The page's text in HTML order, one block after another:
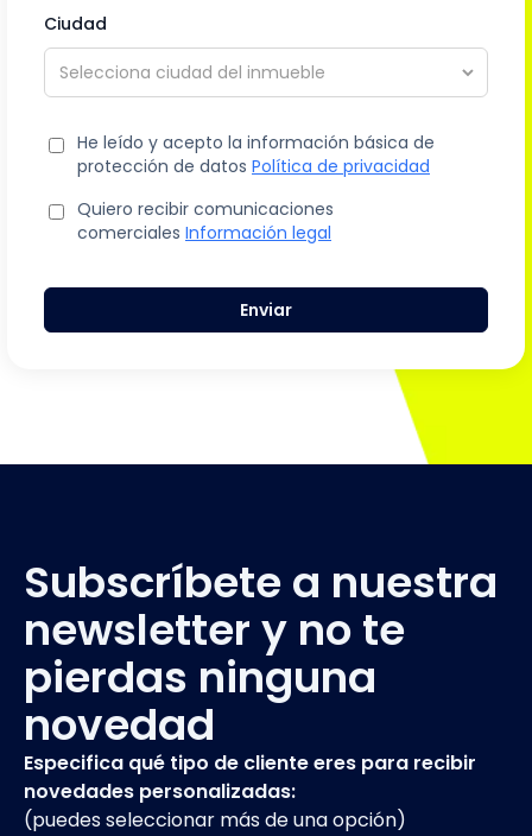
Ciudad
He leído y acepto la información básica de
protección de datos Política de privacidad
Quiero recibir comunicaciones
comerciales Información legal
Enviar
Subscríbete a nuestra
newsletter y no te
pierdas ninguna
novedad
Especifica qué tipo de cliente eres para recibir
novedades personalizadas:
(puedes seleccionar más de una opción)